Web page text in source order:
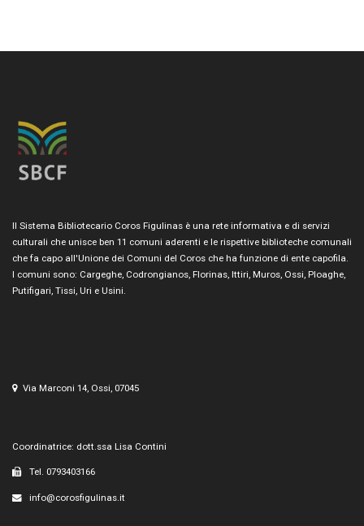
Il Sistema Bibliotecario Coros Figulinas è una rete informativa e di servizi
culturali che unisce ben 11 comuni aderenti e le rispettive biblioteche comunali
che fa capo all'Unione dei Comuni del Coros che ha funzione di ente capofila.
I comuni sono: Cargeghe, Codrongianos, Florinas, Ittiri, Muros, Ossi, Ploaghe,
Putifigari, Tissi, Uri e Usini.
Via Marconi 14, Ossi, 07045
Coordinatrice: dott.ssa Lisa Contini
Tel. 0793403166
info@corosfigulinas.it